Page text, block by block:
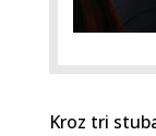
Kroz tri